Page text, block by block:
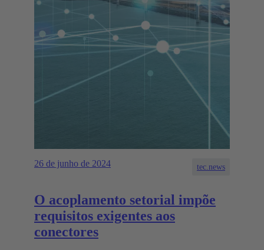
26 de junho de 2024 tec.news
O acoplamento setorial impõe
requisitos exigentes aos
conectores